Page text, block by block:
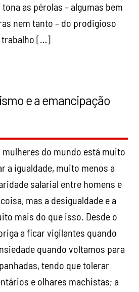
tona as pérolas – algumas bem
nem tanto – do prodigioso
trabalho […]
e a emancipação
mulheres do mundo está muito
a igualdade, muito menos a
salarial entre homens e
mas a desigualdade e a
mais do que isso. Desde o
a ficar vigilantes quando
quando voltamos para
tendo que tolerar
e olhares machistas; a